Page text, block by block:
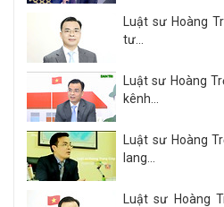
Luật sư Hoàng
tư...
Luật sư Hoàng
kênh...
Luật sư Hoàng
lang...
Luật sư Hoàng